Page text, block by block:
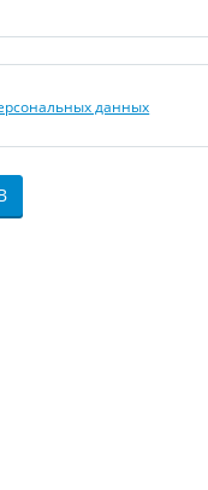
данных